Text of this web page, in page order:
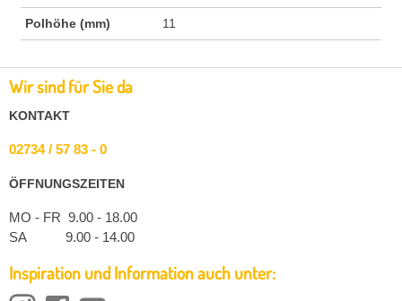
Polhöhe (mm) 11
Wir sind für Sie da
KONTAKT
02734 / 57 83 - 0
ÖFFNUNGSZEITEN
MO - FR 9.00 - 18.00
SA 9.00 - 14.00
Inspiration und Information auch unter: